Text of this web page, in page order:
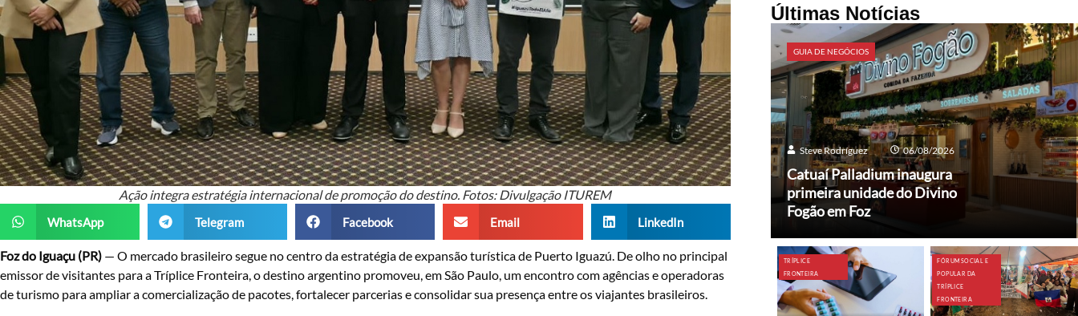
Ação integra estratégia internacional de promoção do destino. Fotos: Divulgação ITUREM
WhatsApp Telegram Facebook Email LinkedIn
Foz do Iguaçu (PR) — O mercado brasileiro segue no centro da estratégia de expansão turística de Puerto Iguazú. De olho no principal
emissor de visitantes para a Tríplice Fronteira, o destino argentino promoveu, em São Paulo, um encontro com agências e operadoras
de turismo para ampliar a comercialização de pacotes, fortalecer parcerias e consolidar sua presença entre os viajantes brasileiros.
Últimas Notícias
GUIA DE NEGÓCIOS
Steve Rodríguez 06/08/2026
Catuaí Palladium inaugura
primeira unidade do Divino
Fogão em Foz
TRÍPLICE
FRONTEIRA
FÓRUM SOCIAL E
POPULAR DA
TRÍPLICE
FRONTEIRA